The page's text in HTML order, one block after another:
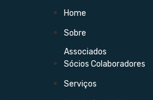
Home
Sobre
Associados
Sócios Colaboradores
Serviços